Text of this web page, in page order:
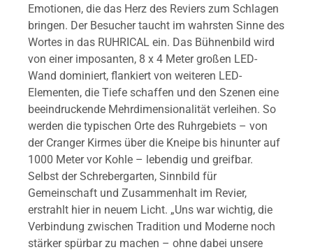
Emotionen, die das Herz des Reviers zum Schlagen
bringen. Der Besucher taucht im wahrsten Sinne des
Wortes in das RUHRICAL ein. Das Bühnenbild wird
von einer imposanten, 8 x 4 Meter großen LED-
Wand dominiert, flankiert von weiteren LED-
Elementen, die Tiefe schaffen und den Szenen eine
beeindruckende Mehrdimensionalität verleihen. So
werden die typischen Orte des Ruhrgebiets – von
der Cranger Kirmes über die Kneipe bis hinunter auf
1000 Meter vor Kohle – lebendig und greifbar.
Selbst der Schrebergarten, Sinnbild für
Gemeinschaft und Zusammenhalt im Revier,
erstrahlt hier in neuem Licht. „Uns war wichtig, die
Verbindung zwischen Tradition und Moderne noch
stärker spürbar zu machen – ohne dabei unsere